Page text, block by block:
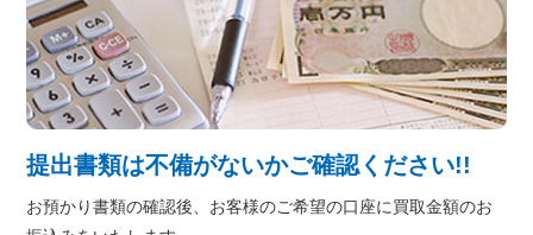
提出書類は不備がないかご確認ください!!
お預かり書類の確認後、お客様のご希望の口座に買取金額のお